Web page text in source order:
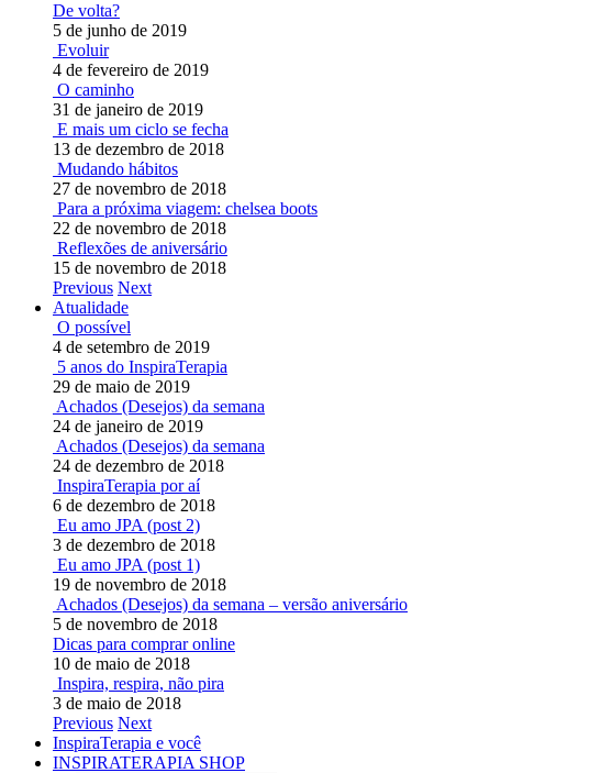
De volta?
5 de junho de 2019
Evoluir
4 de fevereiro de 2019
O caminho
31 de janeiro de 2019
E mais um ciclo se fecha
13 de dezembro de 2018
Mudando hábitos
27 de novembro de 2018
Para a próxima viagem: chelsea boots
22 de novembro de 2018
Reflexões de aniversário
15 de novembro de 2018
Previous Next
Atualidade
O possível
4 de setembro de 2019
5 anos do InspiraTerapia
29 de maio de 2019
Achados (Desejos) da semana
24 de janeiro de 2019
Achados (Desejos) da semana
24 de dezembro de 2018
InspiraTerapia por aí
6 de dezembro de 2018
Eu amo JPA (post 2)
3 de dezembro de 2018
Eu amo JPA (post 1)
19 de novembro de 2018
Achados (Desejos) da semana – versão aniversário
5 de novembro de 2018
Dicas para comprar online
10 de maio de 2018
Inspira, respira, não pira
3 de maio de 2018
Previous Next
InspiraTerapia e você
INSPIRATERAPIA SHOP